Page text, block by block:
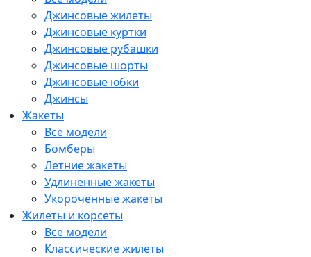
Джинсовые жилеты
Джинсовые куртки
Джинсовые рубашки
Джинсовые шорты
Джинсовые юбки
Джинсы
Жакеты
Все модели
Бомберы
Летние жакеты
Удлиненные жакеты
Укороченные жакеты
Жилеты и корсеты
Все модели
Классические жилеты